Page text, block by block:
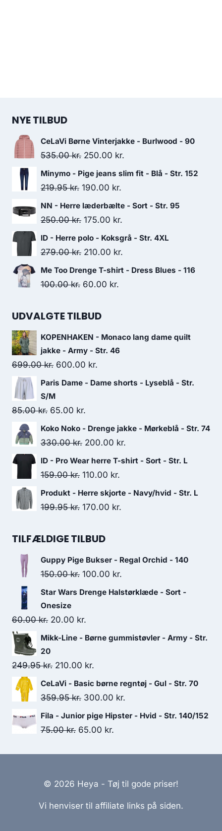
NYE TILBUD
CeLaVi Børne Vinterjakke - Burlwood - 90
535.00kr. Original
price
was:
250.00 kr.
price
Minymo - Pige jeans slim fit - Blå - Str. 152
219.95kr. Original
price
was:
190.00 kr.
price
190.00 kr..
NN - Herre læderbælte - Sort - Str. 95
250.00kr. Original
price
was:
175.00 kr.
price
ID - Herre polo - Koksgrå - Str. 4XL
279.00kr. Original
price
was:
210.00 kr.
price
Me Too Drenge T-shirt - Dress Blues - 116
100.00kr. Original
was:
60.00 kr.
UDVALGTE TILBUD
KOPENHAKEN - Monaco lang dame quilt
jakke - Army - Str. 46
699.00kr. Original
price
699.00 kr..
600.00 kr.
price
Paris Dame - Dame shorts - Lyseblå - Str.
S/M
85.00kr. Original
price
was:
65.00 kr.
price
is:
Koko Noko - Drenge jakke - Mørkeblå - Str. 74
330.00kr. Original
price
was:
200.00 kr.
price
ID - Pro Wear herre T-shirt - Sort - Str. L
159.00kr. Original
price
was:
110.00 kr.
price
Produkt - Herre skjorte - Navy/hvid - Str. L
199.95kr. Original
was:
170.00 kr.
TILFÆLDIGE TILBUD
Guppy Pige Bukser - Regal Orchid - 140
150.00kr. Original
price
150.00 kr..
100.00 kr.
price
Star Wars Drenge Halstørklæde - Sort -
Onesize
60.00kr. Original
price
was:
60.00 kr..
20.00 kr.
price
20.00 kr..
Mikk-Line - Børne gummistøvler - Army - Str.
20
249.95kr. Original
price
was:
210.00 kr.
price
is:
CeLaVi - Basic børne regntøj - Gul - Str. 70
359.95kr. Original
price
was:
300.00 kr.
price
Fila - Junior pige Hipster - Hvid - Str. 140/152
75.00kr. Original
65.00 kr.
© 2026 Heya - Tøj til gode priser!
Vi henviser til affiliate links på siden.